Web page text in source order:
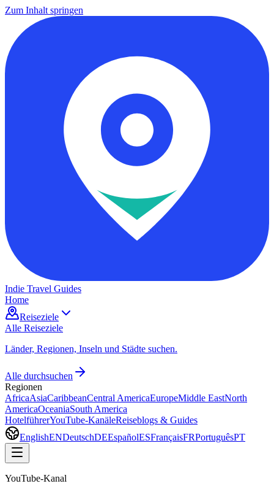
Zum Inhalt springen
Indie Travel Guides
Home
Reiseziele
Alle Reiseziele
Länder, Regionen, Inseln und Städte suchen.
Alle durchsuchen
Regionen
AfricaAsiaCaribbeanCentral AmericaEuropeMiddle EastNorth
AmericaOceaniaSouth America
HotelführerYouTube-KanäleReiseblogs & Guides
EnglishENDeutschDEEspañolESFrançaisFRPortuguêsPT
YouTube-Kanal